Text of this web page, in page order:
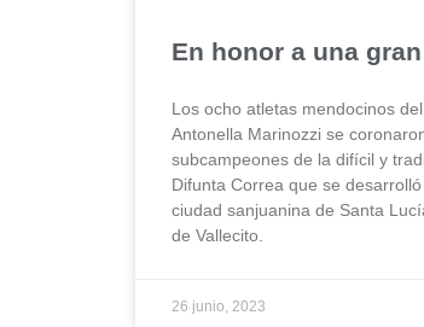
En honor a una
Los ocho atletas mendocinos
Antonella Marinozzi se
subcampeones de la difícil y
Difunta Correa que se
ciudad sanjuanina de Santa
de Vallecito.
26 junio, 2023